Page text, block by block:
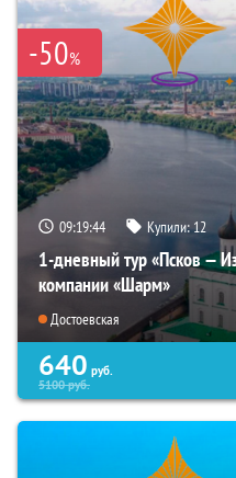
-50%
09:19:43 Купили:12
1-дневный тур «Псков —
компании «Шарм»
Достоевская
640 руб.
5100руб.